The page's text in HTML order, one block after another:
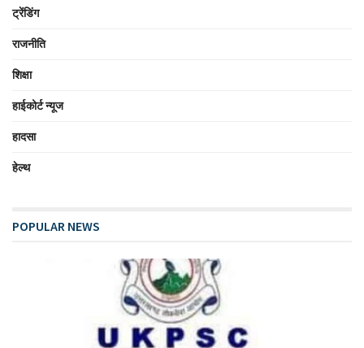
ट्रेंडिंग
राजनीति
शिक्षा
हाईकोर्ट न्यूज
हादसा
हेल्थ
POPULAR NEWS